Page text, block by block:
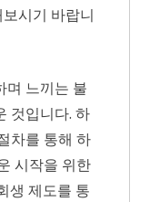
시기 바랍니
며 느끼는 불
것입니다. 하
차를 통해 하
시작을 위한
생 제도를 통